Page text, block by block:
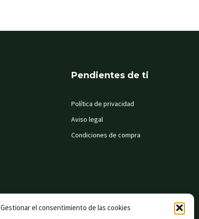
Gestionar el consentimiento de las cookies
Pendientes de ti
Política de privacidad
Aviso legal
Condiciones de compra